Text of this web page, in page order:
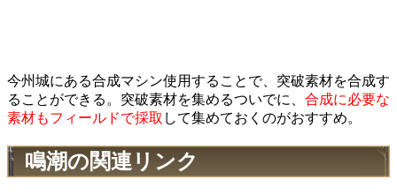
今州城にある合成マシン使用することで、突破素材を合成す
ることができる。突破素材を集めるついでに、 合成に必要な
素材もフィールドで採取 して集めておくのがおすすめ。
鳴潮の関連リンク